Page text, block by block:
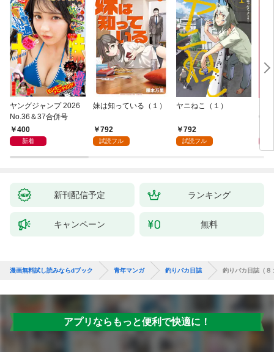
ヤングジャンプ 2026
No.36＆37合併号
400
新着
妹は知っている（１）
792
試読フル
ヤニねこ（１）
792
試読フル
6・
新刊配信予定 ランキング
キャンペーン 無料
漫画無料試し読みならdブック 青年マンガ 釣りバカ日誌 釣りバカ日誌（８
アプリならもっと便利で快適に！